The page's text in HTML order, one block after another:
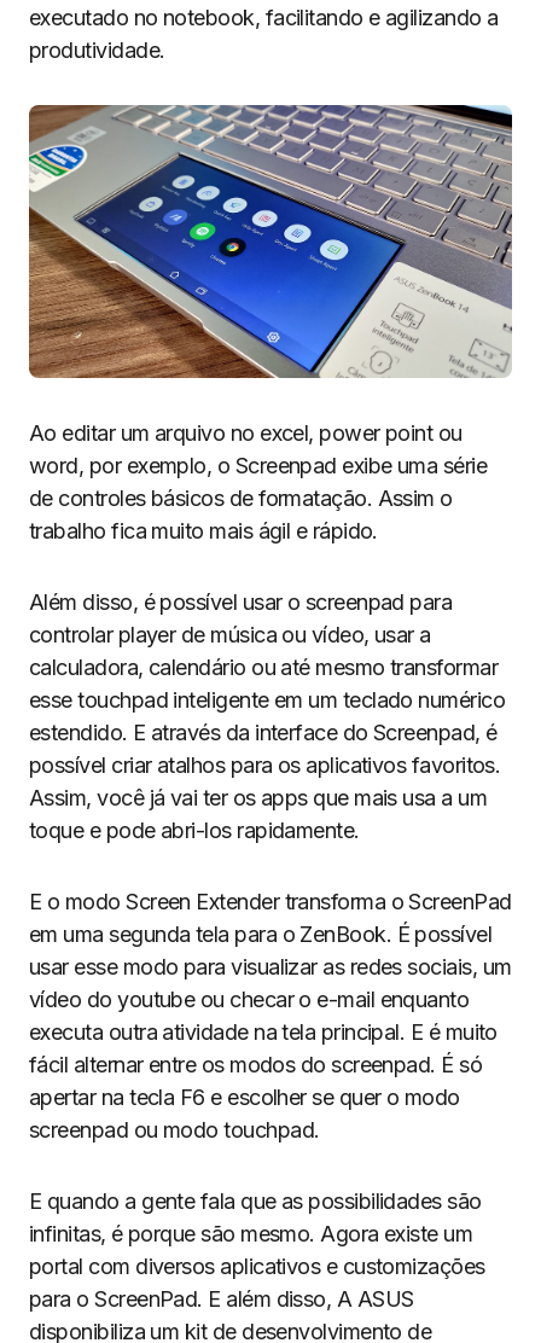
executado no notebook, facilitando e agilizando a
produtividade.
Ao editar um arquivo no excel, power point ou
word, por exemplo, o Screenpad exibe uma série
de controles básicos de formatação. Assim o
trabalho fica muito mais ágil e rápido.
Além disso, é possível usar o screenpad para
controlar player de música ou vídeo, usar a
calculadora, calendário ou até mesmo transformar
esse touchpad inteligente em um teclado numérico
estendido. E através da interface do Screenpad, é
possível criar atalhos para os aplicativos favoritos.
Assim, você já vai ter os apps que mais usa a um
toque e pode abri-los rapidamente.
E o modo Screen Extender transforma o ScreenPad
em uma segunda tela para o ZenBook. É possível
usar esse modo para visualizar as redes sociais, um
vídeo do youtube ou checar o e-mail enquanto
executa outra atividade na tela principal. E é muito
fácil alternar entre os modos do screenpad. É só
apertar na tecla F6 e escolher se quer o modo
screenpad ou modo touchpad.
E quando a gente fala que as possibilidades são
infinitas, é porque são mesmo. Agora existe um
portal com diversos aplicativos e customizações
para o ScreenPad. E além disso, A ASUS
disponibiliza um kit de desenvolvimento de